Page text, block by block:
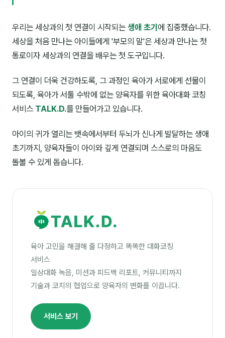
우리는 세상과의 첫 연결이 시작되는 생애 초기 에 집중했습니다.
세상을 처음 만나는 아이들에게 '부모의 말'은 세상과 만나는 첫
통로이자 세상과의 연결을 배우는 첫 도구입니다.
그 연결이 더욱 건강하도록, 그 과정인 육아가 서로에게 선물이
되도록, 육아가 서툴 수밖에 없는 양육자를 위한 육아대화 코칭
서비스 TALK.D.를 만들어가고 있습니다.
아이의 귀가 열리는 뱃속에서부터 두뇌가 신나게 발달하는 생애
초기까지, 양육자들이 아이와 깊게 연결되며 스스로의 마음도
돌볼 수 있게 돕습니다.
육아 고민을 해결해 줄 다정하고 똑똑한 대화코칭
서비스
일상대화 녹음, 미션과 피드백 리포트, 커뮤니티까지
기술과 코치의 협업으로 양육자의 변화를 이끕니다.
서비스 보기